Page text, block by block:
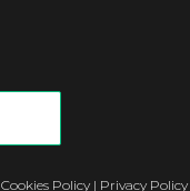
Cookies Policy | Privacy Policy